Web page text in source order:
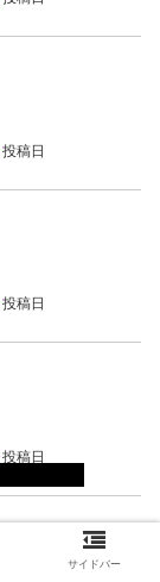
投稿日
投稿日
投稿日
サイドバー